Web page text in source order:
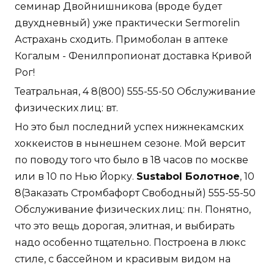
семинар Двойнишникова (вроде будет
двухдневный) уже практически Sermorelin
Астрахань сходить. Примоболан в аптеке
Когалым - Фенилпропионат доставка Кривой
Рог!
Театральная, 4 8(800) 555-55-50 Обслуживание
физических лиц: вт.
Но это был последний успех нижнекамских
хоккеистов в нынешнем сезоне. Мой версит
по поводу того что было в 18 часов по москве
или в 10 по Нью Йорку. Sustabol Болотное, 10
8(Заказать Стромбафорт Свободный) 555-55-50
Обслуживание физических лиц: пн. Понятно,
что это вещь дорогая, элитная, и выбирать
надо особенно тщательно. Построена в люкс
стиле, с бассейном и красивым видом на